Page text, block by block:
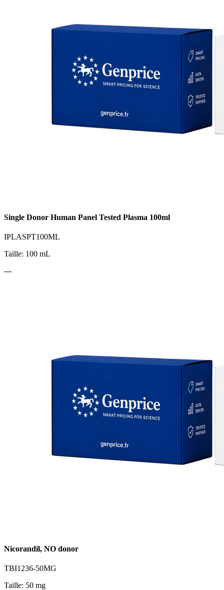
Single Donor Human Panel Tested Plasma 100ml
IPLASPT100ML
Taille: 100 mL
---
Nicorandil, NO donor
TBI1236-50MG
Taille: 50 mg